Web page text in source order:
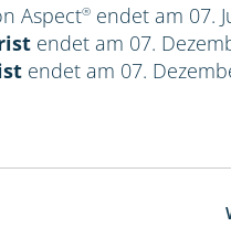
Aspect® endet am 07.
endet am 07.
endet am 07.